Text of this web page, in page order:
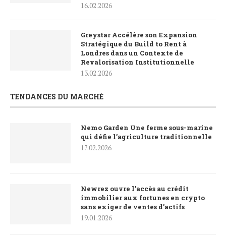
16.02.2026
Greystar Accélère son Expansion
Stratégique du Build to Rent à
Londres dans un Contexte de
Revalorisation Institutionnelle
13.02.2026
TENDANCES DU MARCHÉ
Nemo Garden Une ferme sous-marine
qui défie l’agriculture traditionnelle
17.02.2026
Newrez ouvre l’accès au crédit
immobilier aux fortunes en crypto
sans exiger de ventes d’actifs
19.01.2026